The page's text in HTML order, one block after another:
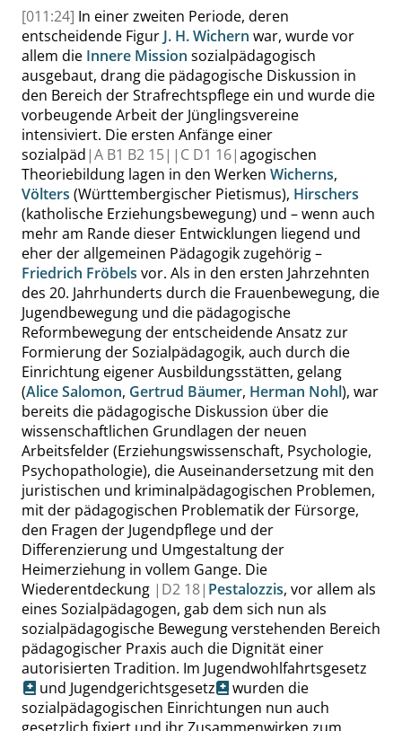
[011:24] In einer zweiten Periode, deren
entscheidende Figur J. H.Wichern war, wurde vor
allem die Innere Mission sozialpädagogisch
ausgebaut, drang die pädagogische Diskussion in
den Bereich der Strafrechtspflege ein und wurde die
vorbeugende Arbeit der Jünglingsvereine
intensiviert. Die ersten Anfänge einer
sozialpäd |A B1 B2 15| | C D1 16|agogischen
Theoriebildung lagen in den Werken Wicherns,
Völters (Württembergischer Pietismus), Hirschers
(katholische Erziehungsbewegung) und – wenn auch
mehr am Rande dieser Entwicklungen liegend und
eher der allgemeinen Pädagogik zugehörig –
Friedrich Fröbels vor. Als in den ersten Jahrzehnten
des 20. Jahrhunderts durch die Frauenbewegung, die
Jugendbewegung und die pädagogische
Reformbewegung der entscheidende Ansatz zur
Formierung der Sozialpädagogik, auch durch die
Einrichtung eigener Ausbildungsstätten, gelang
(Alice Salomon, Gertrud Bäumer, Herman Nohl), war
bereits die pädagogische Diskussion über die
wissenschaftlichen Grundlagen der neuen
Arbeitsfelder (Erziehungswissenschaft, Psychologie,
Psychopathologie), die Auseinandersetzung mit den
juristischen und kriminalpädagogischen Problemen,
mit der pädagogischen Problematik der Fürsorge,
den Fragen der Jugendpflege und der
Differenzierung und Umgestaltung der
Heimerziehung in vollem Gange. Die
Wiederentdeckung | D2 18| Pestalozzis, vor allem als
eines Sozialpädagogen, gab dem sich nun als
sozialpädagogische Bewegung verstehenden Bereich
pädagogischer Praxis auch die Dignität einer
autorisierten Tradition. Im Jugendwohlfahrtsgesetz
und Jugendgerichtsgesetz
wurden die
sozialpädagogischen Einrichtungen nun auch